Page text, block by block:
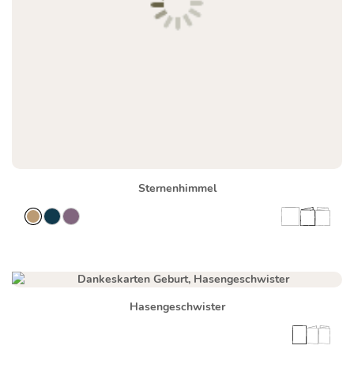
Sternenhimmel
Hasengeschwister